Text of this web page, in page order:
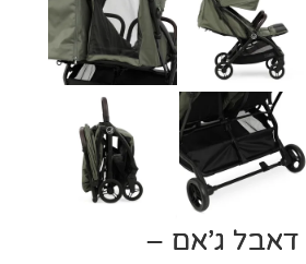
דאבל ג’אם –